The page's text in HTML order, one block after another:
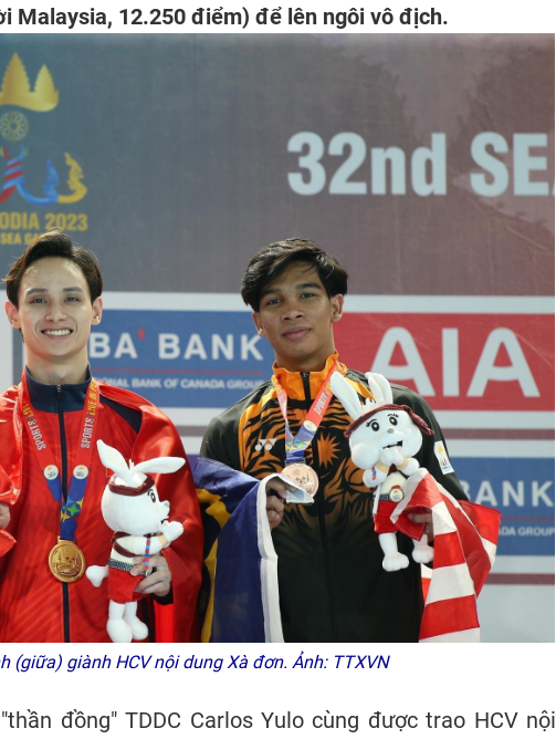
Malaysia, 12.250 điểm) để lên ngôi vô địch.
(giữa) giành HCV nội dung Xà đơn. Ảnh: TTXVN
đồng" TDDC Carlos Yulo cùng được trao HCV nội